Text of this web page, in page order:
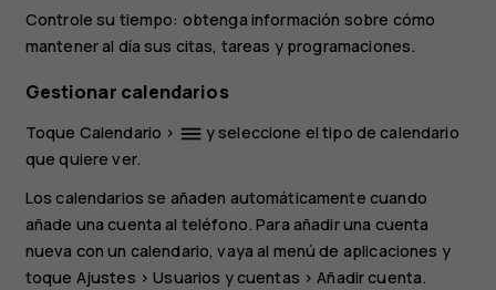
Nokia
2.1
Controle su tiempo: obtenga información sobre cómo
mantener al día sus citas, tareas y programaciones.
Gestionar calendarios
Toque Calendario > dehaze y seleccione el tipo de calendario
que quiere ver.
Los calendarios se añaden automáticamente cuando
añade una cuenta al teléfono. Para añadir una cuenta
nueva con un calendario, vaya al menú de aplicaciones y
toque Ajustes >Usuarios y cuentas >Añadir cuenta.